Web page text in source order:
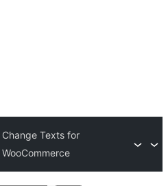
Change Texts for
WooCommerce